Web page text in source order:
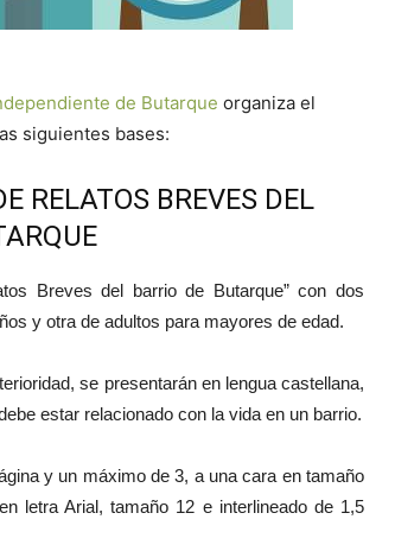
de Butarque organiza el
siguientes bases:
RELATOS BREVES DEL
Breves del barrio de Butarque” con dos
y otra de adultos para mayores de edad.
se presentarán en lengua castellana,
estar relacionado con la vida en un barrio.
y un máximo de 3, a una cara en tamaño
letra Arial, tamaño 12 e interlineado de 1,5